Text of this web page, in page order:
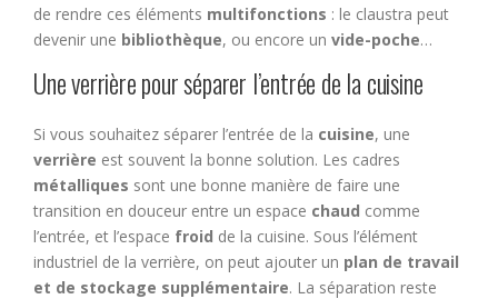
de rendre ces éléments multifonctions : le claustra peut
devenir une bibliothèque, ou encore un vide-poche…
Une verrière pour séparer l’entrée de la cuisine
Si vous souhaitez séparer l’entrée de la cuisine, une
verrière est souvent la bonne solution. Les cadres
métalliques sont une bonne manière de faire une
transition en douceur entre un espace chaud comme
l’entrée, et l’espace froid de la cuisine. Sous l’élément
industriel de la verrière, on peut ajouter un plan de travail
et de stockage supplémentaire. La séparation reste